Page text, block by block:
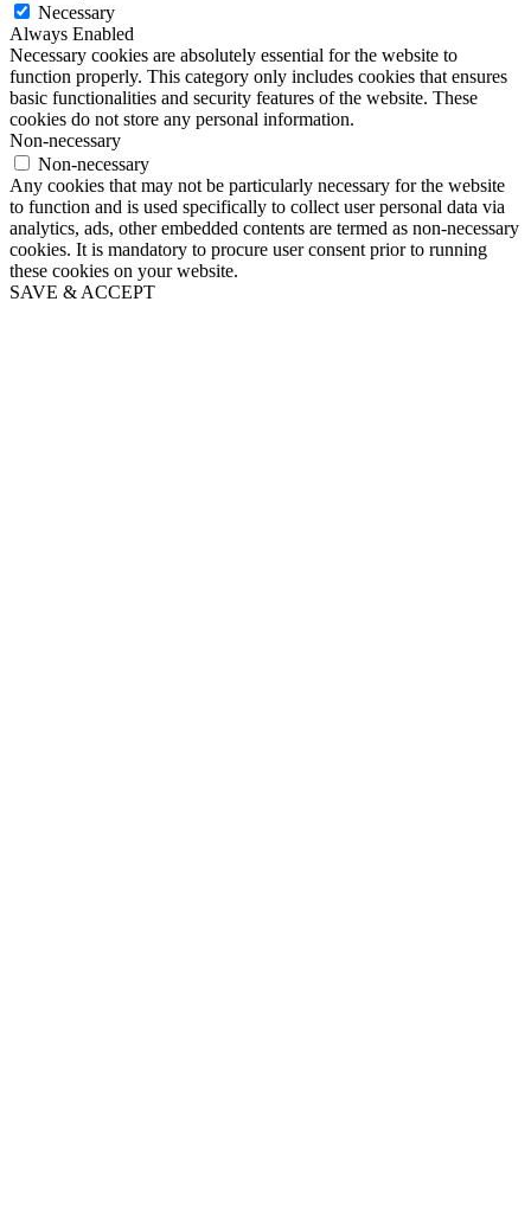
Necessary
Always Enabled
Necessary cookies are absolutely essential for the website to
function properly. This category only includes cookies that ensures
basic functionalities and security features of the website. These
cookies do not store any personal information.
Non-necessary
Non-necessary
Any cookies that may not be particularly necessary for the website
to function and is used specifically to collect user personal data via
analytics, ads, other embedded contents are termed as non-necessary
cookies. It is mandatory to procure user consent prior to running
these cookies on your website.
SAVE & ACCEPT